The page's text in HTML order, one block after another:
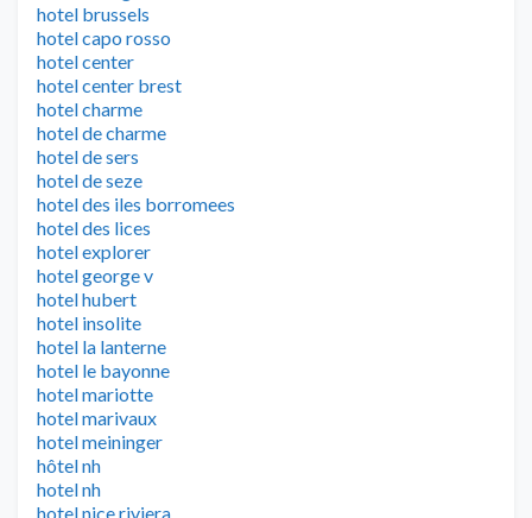
hotel brussels
hotel capo rosso
hotel center
hotel center brest
hotel charme
hotel de charme
hotel de sers
hotel de seze
hotel des iles borromees
hotel des lices
hotel explorer
hotel george v
hotel hubert
hotel insolite
hotel la lanterne
hotel le bayonne
hotel mariotte
hotel marivaux
hotel meininger
hôtel nh
hotel nh
hotel nice riviera